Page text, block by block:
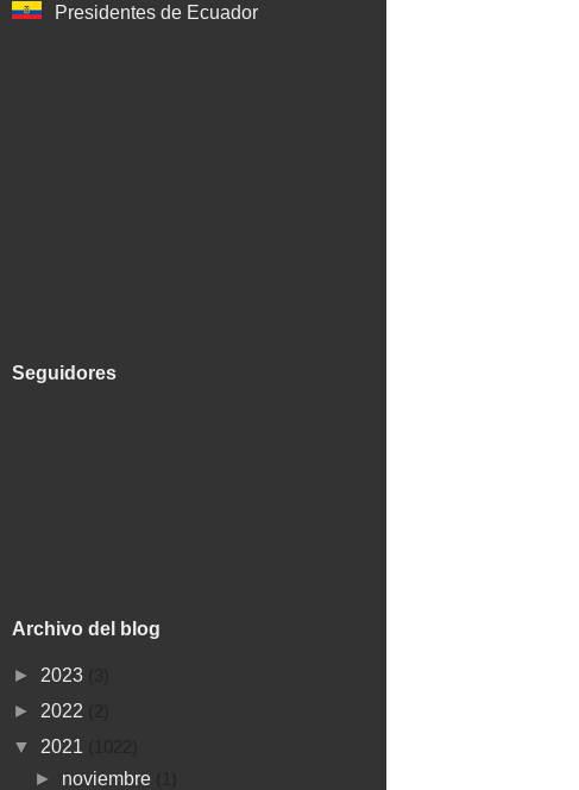
Presidentes de Ecuador
Seguidores
Archivo del blog
► 2023
► 2022
▼ 2021
► noviembre